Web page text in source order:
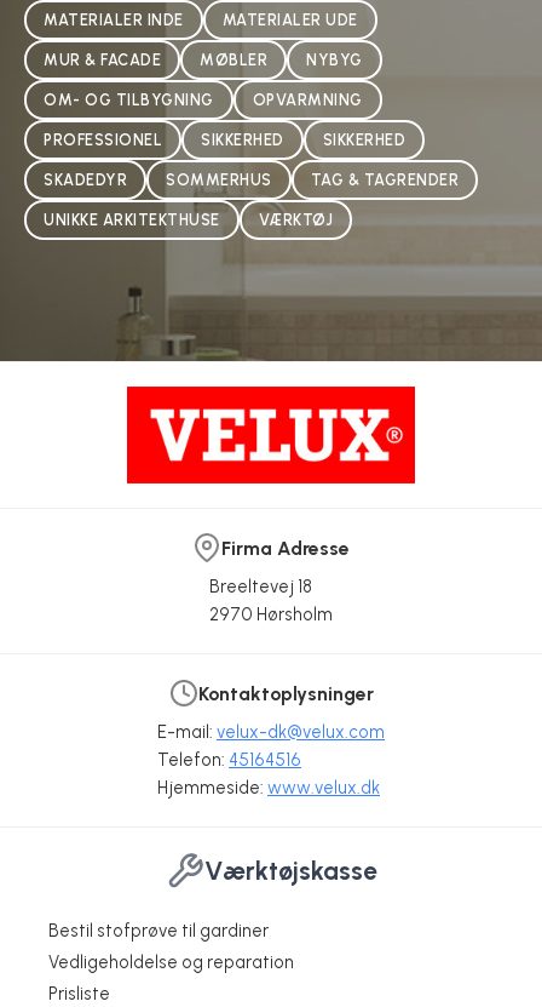
MATERIALER INDE MATERIALER UDE
MUR & FACADE MØBLER NYBYG
OM- OG TILBYGNING OPVARMNING
PROFESSIONEL SIKKERHED SIKKERHED
SKADEDYR SOMMERHUS TAG & TAGRENDER
UNIKKE ARKITEKTHUSE VÆRKTØJ
Firma Adresse
Breeltevej 18
2970 Hørsholm
Kontaktoplysninger
E-mail: velux-dk@velux.com
Telefon: 45164516
Hjemmeside: www.velux.dk
Værktøjskasse
Bestil stofprøve til gardiner
Vedligeholdelse og reparation
Prisliste